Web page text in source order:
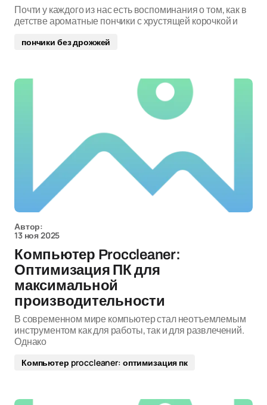
Почти у каждого из нас есть воспоминания о том, как в
детстве ароматные пончики с хрустящей корочкой и
пончики без дрожжей
Автор:
13 ноя 2025
Компьютер Proccleaner:
Оптимизация ПК для
максимальной
производительности
В современном мире компьютер стал неотъемлемым
инструментом как для работы, так и для развлечений.
Однако
Компьютер proccleaner: оптимизация пк